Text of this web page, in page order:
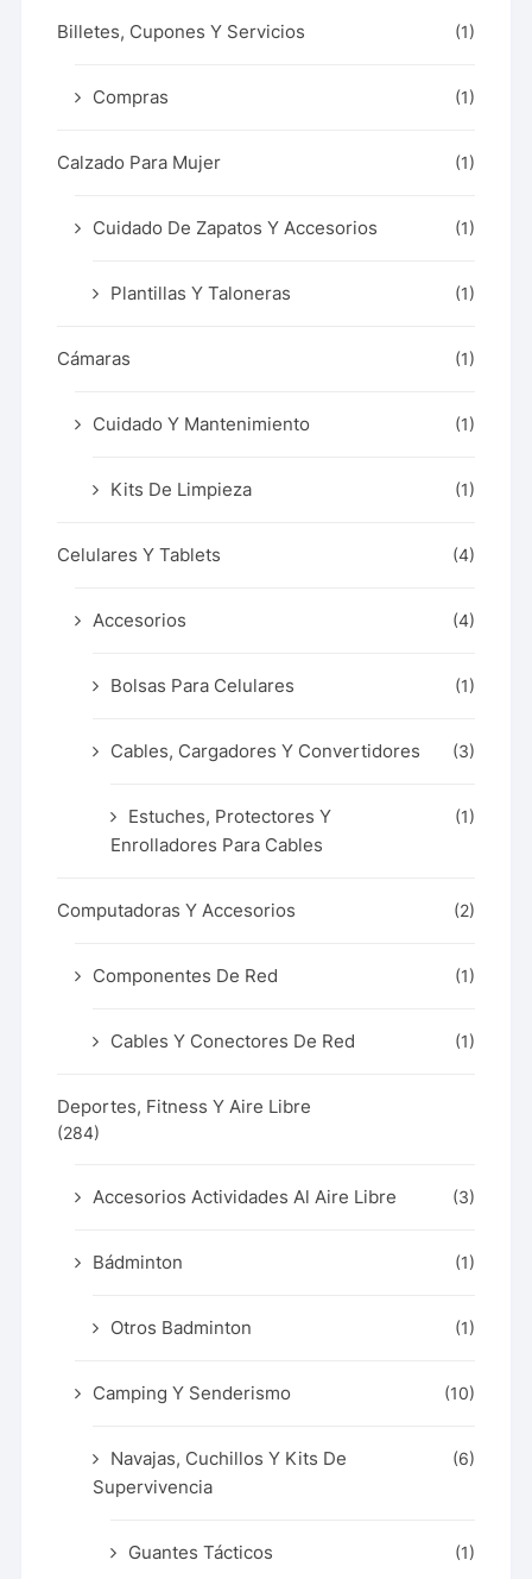
Billetes, Cupones Y Servicios (1)
Compras (1)
Calzado Para Mujer (1)
Cuidado De Zapatos Y Accesorios (1)
Plantillas Y Taloneras (1)
Cámaras (1)
Cuidado Y Mantenimiento (1)
Kits De Limpieza (1)
Celulares Y Tablets (4)
Accesorios (4)
Bolsas Para Celulares (1)
Cables, Cargadores Y Convertidores (3)
Estuches, Protectores Y
Enrolladores Para Cables
(1)
Computadoras Y Accesorios (2)
Componentes De Red (1)
Cables Y Conectores De Red (1)
Deportes, Fitness Y Aire Libre
(284)
Accesorios Actividades Al Aire Libre (3)
Bádminton (1)
Otros Badminton (1)
Camping Y Senderismo (10)
Navajas, Cuchillos Y Kits De
Supervivencia
(6)
Guantes Tácticos (1)